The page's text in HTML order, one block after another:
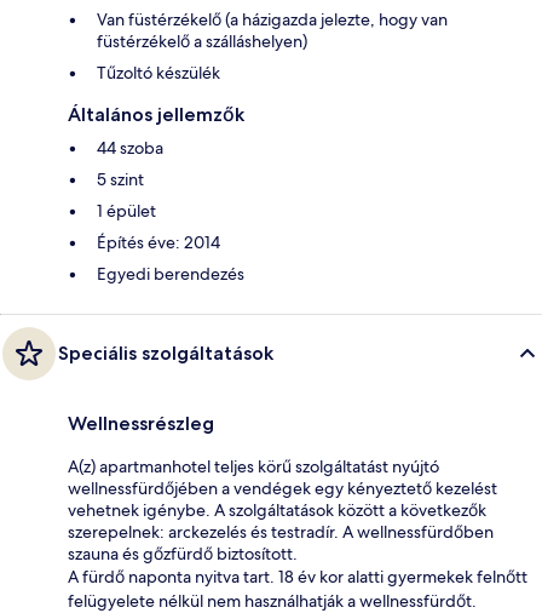
Van füstérzékelő (a házigazda jelezte, hogy van
füstérzékelő a szálláshelyen)
Tűzoltó készülék
Általános jellemzők
44 szoba
5 szint
1 épület
Építés éve: 2014
Egyedi berendezés
Speciális szolgáltatások
Wellnessrészleg
A(z) apartmanhotel teljes körű szolgáltatást nyújtó
wellnessfürdőjében a vendégek egy kényeztető kezelést
vehetnek igénybe. A szolgáltatások között a következők
szerepelnek: arckezelés és testradír. A wellnessfürdőben
szauna és gőzfürdő biztosított.
A fürdő naponta nyitva tart. 18 év kor alatti gyermekek felnőtt
felügyelete nélkül nem használhatják a wellnessfürdőt.